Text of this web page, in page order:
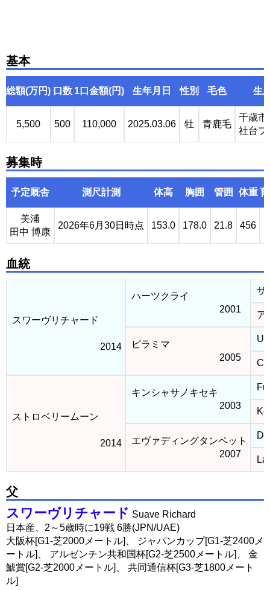
基本
総額(万円) 口数 1口金額(円) 生年月日 性別 毛色 生
5,500 500 110,000 2025.03.06 牡 青鹿毛
千歳市
社台フ
募集時
予定厩舎 測尺計測 体高 胸囲 管囲 体重
美浦
田中 博康
2026年6月30日時点 153.0 178.0 21.8 456
血統
スワーヴリチャード
2014
ハーツクライ
2001
サ
ア
ピラミマ
2005
ストロベリームーン
2014
キンシャサノキセキ
2003
エヴァディングタンペット
2007
父
スワーヴリチャード Suave Richard
日本産、2～5歳時に19戦 6勝(JPN/UAE)
大阪杯[G1-芝2000メートル]、 ジャパンカップ[G1-芝2400メ
ートル]、 アルゼンチン共和国杯[G2-芝2500メートル]、 金
鯱賞[G2-芝2000メートル]、 共同通信杯[G3-芝1800メート
ル]